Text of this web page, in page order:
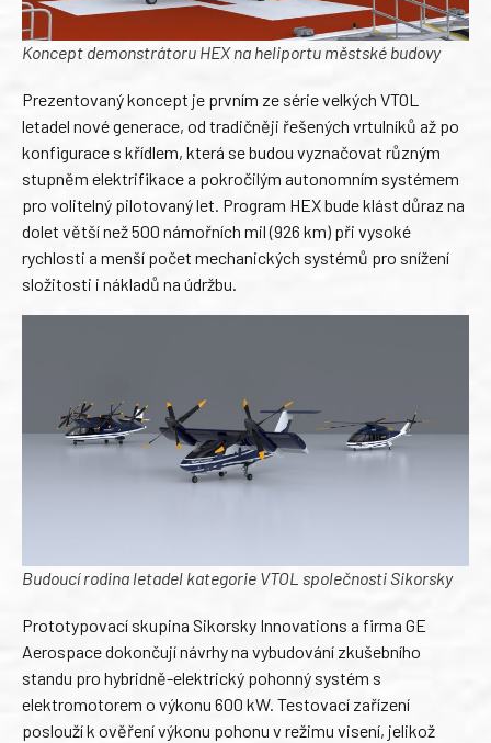
Koncept demonstrátoru HEX na heliportu městské budovy
Prezentovaný koncept je prvním ze série velkých VTOL
letadel nové generace, od tradičněji řešených vrtulníků až po
konfigurace s křídlem, která se budou vyznačovat různým
stupněm elektrifikace a pokročilým autonomním systémem
pro volitelný pilotovaný let. Program HEX bude klást důraz na
dolet větší než 500 námořních mil (926 km) při vysoké
rychlosti a menší počet mechanických systémů pro snížení
složitosti i nákladů na údržbu.
Budoucí rodina letadel kategorie VTOL společnosti Sikorsky
Prototypovací skupina Sikorsky Innovations a firma GE
Aerospace dokončují návrhy na vybudování zkušebního
standu pro hybridně-elektrický pohonný systém s
elektromotorem o výkonu 600 kW. Testovací zařízení
poslouží k ověření výkonu pohonu v režimu visení, jelikož